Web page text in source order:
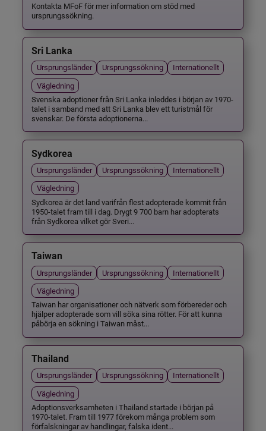
Kontakta MFoF för mer information om stöd med
ursprungssökning.
Sri Lanka
Ursprungsländer Ursprungssökning
Internationellt
Vägledning
Svenska adoptioner från Sri Lanka inleddes i början av 1970-
talet i samband med att Sri Lanka blev ett turistmål för
svenskar. De första adoptionerna...
Sydkorea
Ursprungsländer Ursprungssökning
Internationellt
Vägledning
Sydkorea är det land varifrån flest adopterade kommit från
1950-talet fram till i dag. Drygt 9 700 barn har adopterats
från Sydkorea vilket gör Sveri...
Taiwan
Ursprungsländer Ursprungssökning
Internationellt
Vägledning
Taiwan har organisationer och nätverk som förbereder och
hjälper adopterade som vill söka sina rötter. För att kunna
påbörja en sökning i Taiwan måst...
Thailand
Ursprungsländer Ursprungssökning
Internationellt
Vägledning
Adoptionsverksamheten i Thailand startade i början på
1970-talet. Fram till 1977 förekom många problem som
förfalskningar av handlingar, falska ident...